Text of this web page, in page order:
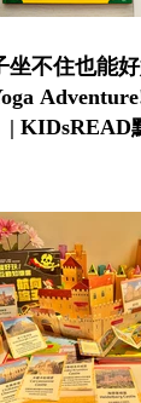
坐不住也能
| KIDsREAD